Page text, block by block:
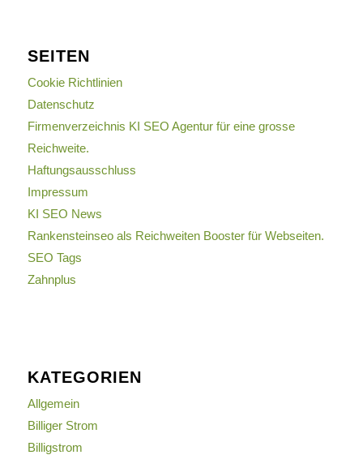
SEITEN
Cookie Richtlinien
Datenschutz
Firmenverzeichnis KI SEO Agentur für eine grosse
Reichweite.
Haftungsausschluss
Impressum
KI SEO News
Rankensteinseo als Reichweiten Booster für Webseiten.
SEO Tags
Zahnplus
KATEGORIEN
Allgemein
Billiger Strom
Billigstrom